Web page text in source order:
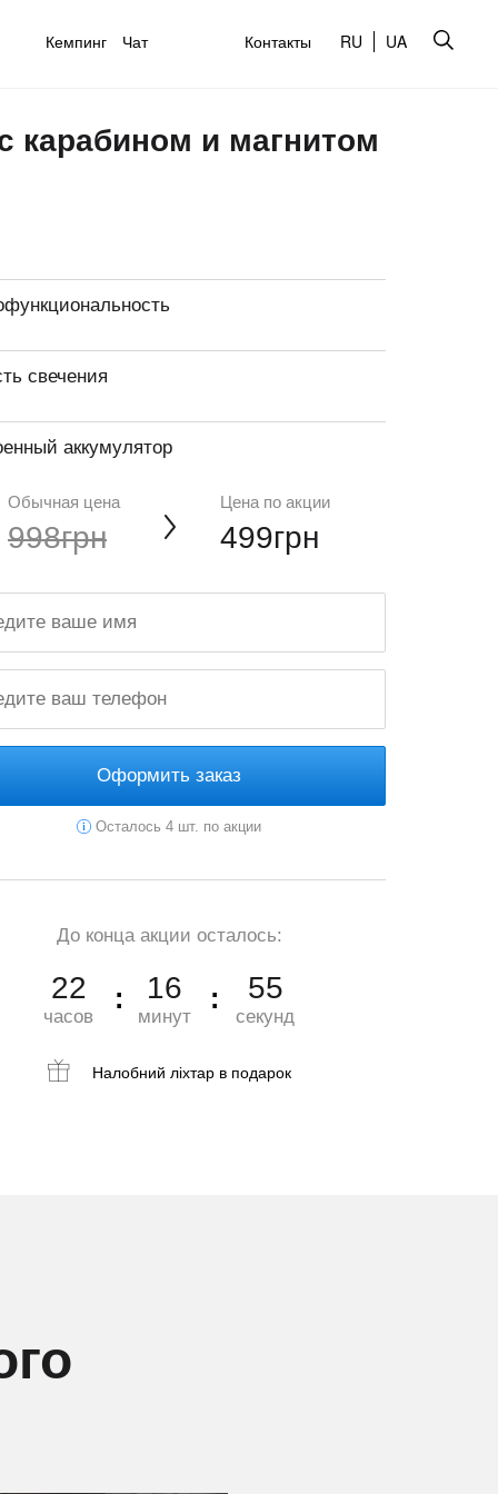
Кемпинг Чат Контакты RU UA
карабином и магнитом
свечения
аккумулятор
Обычная цена
998грн
Цена по акции
499грн
Оформить заказ
Осталось 4 шт. по акции
До конца акции осталось:
22
часов
16
минут
54
секунд
Налобний ліхтарв подарок